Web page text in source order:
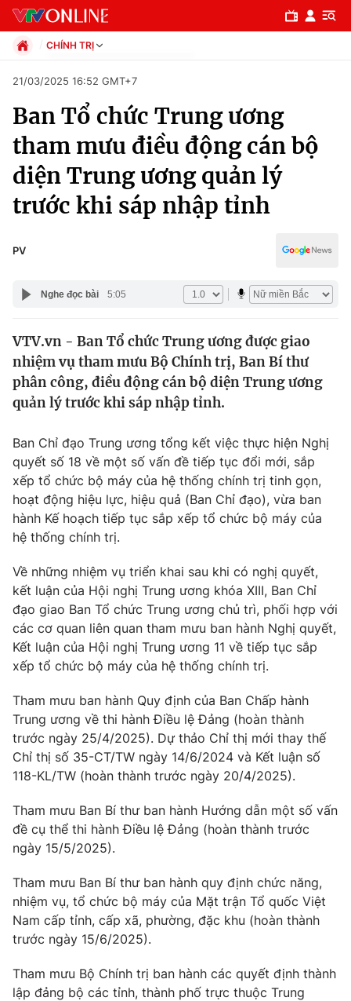
Chuyên mục
Chính trị
Xã hội
Pháp luật
Y tế
Thế giới
Tin tức
Thế giới đó đây
Câu chuyện quốc tế
Kinh tế
Thị trường
Góc doanh nghiệp
Truyền hình
Phim VTV
Hậu trường
Nhân vật
Khán giả
Giải sao mai
Giải trí
Âm nhạc
Sao
Đời sống
Du lịch
Làm đẹp
Chất lượng cuộc sống
Giáo dục
Tuyển sinh
Học trực tuyến
Công nghệ
Sản phẩm
Thị trường
Tư vấn
Giao lưu trực tuyến
Lịch phát sóng
Chuyên mục khác
Emagazine Podcast
Photo Infographic
Video Shorts video
VTV Money VTV Thể thao
CHÍNH TRỊ
Xã hội
Pháp luật
Thể thao
Truyền hình
Văn hóa - Giải trí
Y tế
21/03/2025 16:52 GMT+7
Ban Tổ chức Trung ương
tham mưu điều động cán bộ
diện Trung ương quản lý
trước khi sáp nhập tỉnh
PV
Nghe đọc bài 5:05
VTV.vn - Ban Tổ chức Trung ương được giao
nhiệm vụ tham mưu Bộ Chính trị, Ban Bí thư
phân công, điều động cán bộ diện Trung ương
quản lý trước khi sáp nhập tỉnh.
Ban Chỉ đạo Trung ương tổng kết việc thực hiện Nghị
quyết số 18 về một số vấn đề tiếp tục đổi mới, sắp
xếp tổ chức bộ máy của hệ thống chính trị tinh gọn,
hoạt động hiệu lực, hiệu quả (Ban Chỉ đạo), vừa ban
hành Kế hoạch tiếp tục sắp xếp tổ chức bộ máy của
hệ thống chính trị.
Về những nhiệm vụ triển khai sau khi có nghị quyết,
kết luận của Hội nghị Trung ương khóa XIII, Ban Chỉ
đạo giao Ban Tổ chức Trung ương chủ trì, phối hợp với
các cơ quan liên quan tham mưu ban hành Nghị quyết,
Kết luận của Hội nghị Trung ương 11 về tiếp tục sắp
xếp tổ chức bộ máy của hệ thống chính trị.
Tham mưu ban hành Quy định của Ban Chấp hành
Trung ương về thi hành Điều lệ Đảng (hoàn thành
trước ngày 25/4/2025). Dự thảo Chỉ thị mới thay thế
Chỉ thị số 35-CT/TW ngày 14/6/2024 và Kết luận số
118-KL/TW (hoàn thành trước ngày 20/4/2025).
Tham mưu Ban Bí thư ban hành Hướng dẫn một số vấn
đề cụ thể thi hành Điều lệ Đảng (hoàn thành trước
ngày 15/5/2025).
Tham mưu Ban Bí thư ban hành quy định chức năng,
nhiệm vụ, tổ chức bộ máy của Mặt trận Tổ quốc Việt
Nam cấp tỉnh, cấp xã, phường, đặc khu (hoàn thành
trước ngày 15/6/2025).
Tham mưu Bộ Chính trị ban hành các quyết định thành
lập đảng bộ các tỉnh, thành phố trực thuộc Trung